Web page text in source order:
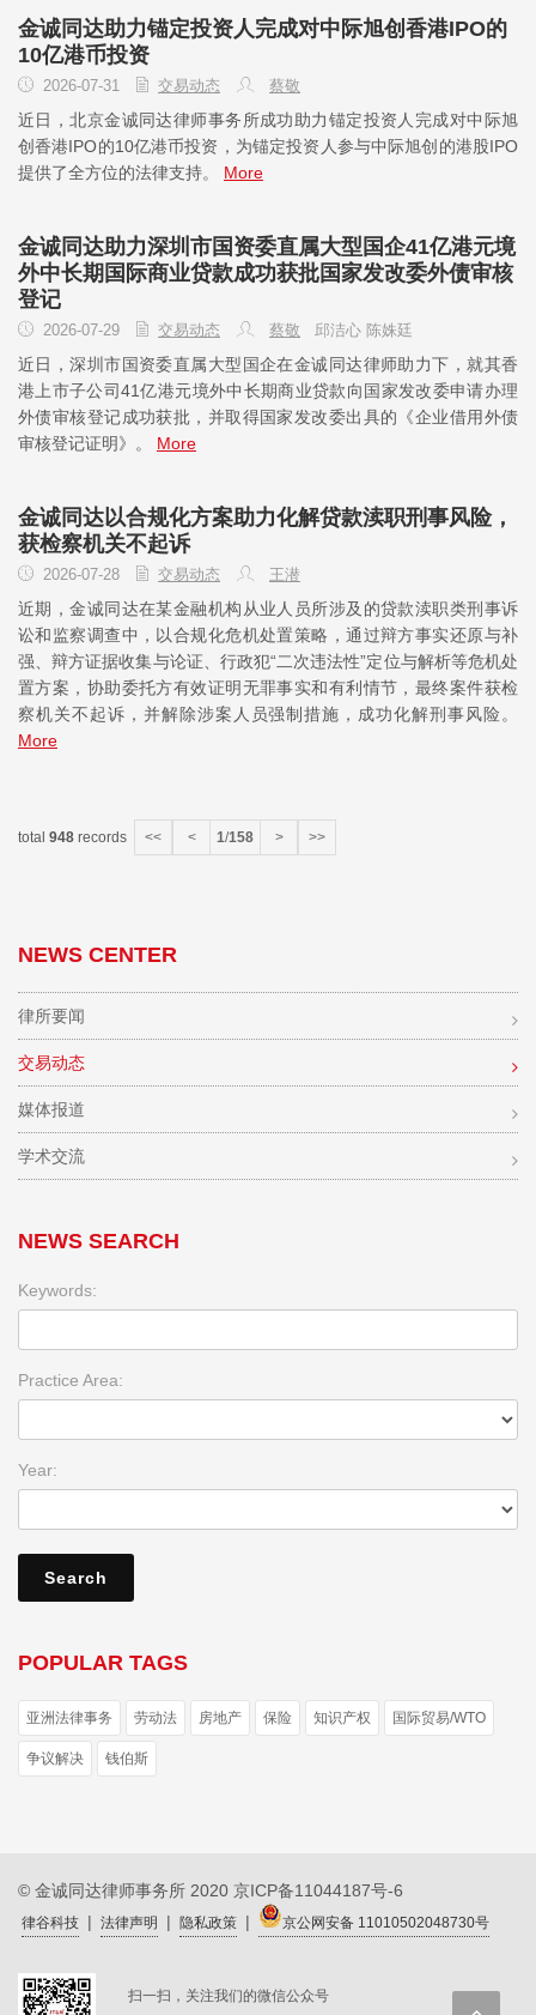
金诚同达助力锚定投资人完成对中际旭创香港IPO的
10亿港币投资
2026-07-31 交易动态 蔡敬
近日，北京金诚同达律师事务所成功助力锚定投资人完成对中际旭
创香港IPO的10亿港币投资，为锚定投资人参与中际旭创的港股IPO
提供了全方位的法律支持。 More
金诚同达助力深圳市国资委直属大型国企41亿港元境
外中长期国际商业贷款成功获批国家发改委外债审核
登记
2026-07-29 交易动态 蔡敬 邱洁心 陈姝廷
近日，深圳市国资委直属大型国企在金诚同达律师助力下，就其香
港上市子公司41亿港元境外中长期商业贷款向国家发改委申请办理
外债审核登记成功获批，并取得国家发改委出具的《企业借用外债
审核登记证明》。 More
金诚同达以合规化方案助力化解贷款渎职刑事风险，
获检察机关不起诉
2026-07-28 交易动态 王潜
近期，金诚同达在某金融机构从业人员所涉及的贷款渎职类刑事诉
讼和监察调查中，以合规化危机处置策略，通过辩方事实还原与补
强、辩方证据收集与论证、行政犯“二次违法性”定位与解析等危机处
置方案，协助委托方有效证明无罪事实和有利情节，最终案件获检
察机关不起诉，并解除涉案人员强制措施，成功化解刑事风险。
More
total 948 records << < 1/158 > >>
NEWS CENTER
律所要闻
交易动态
媒体报道
学术交流
NEWS SEARCH
Keywords:
Practice Area:
Year:
POPULAR TAGS
亚洲法律事务 劳动法 房地产 保险 知识产权 国际贸易/WTO
争议解决 钱伯斯
© 金诚同达律师事务所 2020 京ICP备11044187号-6
律谷科技 | 法律声明 | 隐私政策 | 京公网安备 11010502048730号
扫一扫，关注我们的微信公众号